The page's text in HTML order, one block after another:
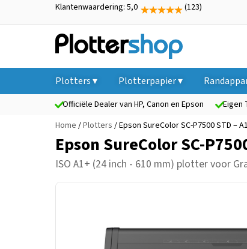
Klantenwaardering: 5,0 (123)
Plotters ▾ Plotterpapier ▾
Officiële Dealer van HP, Canon en Epson Eigen
Home /Plotters / Epson SureColor SC-P7500 STD –
Epson SureColor SC-
ISO A1+ (24 inch - 610 mm) plottervoor